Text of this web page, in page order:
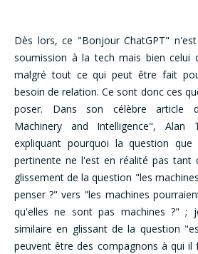
Dès lors, ce "Bonjour ChatGPT"
soumission à la tech mais bien celui
malgré tout ce qui peut être fait
besoin de relation. Ce sont donc ces
poser. Dans son célèbre article
Machinery and Intelligence", Alan
expliquant pourquoi la question
pertinente ne l'est en réalité pas
glissement de la question "les
penser ?" vers "les machines
qu'elles ne sont pas machines ?" ;
similaire en glissant de la question
peuvent être des compagnons à qui il